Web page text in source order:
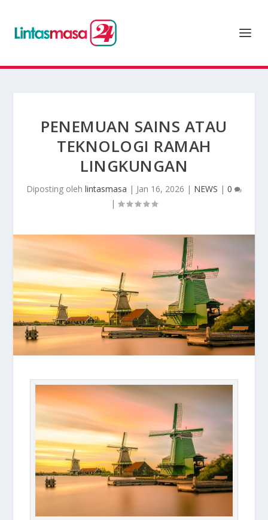
PENEMUAN SAINS ATAU
TEKNOLOGI RAMAH
LINGKUNGAN
Diposting oleh lintasmasa | Jan 16, 2026 | NEWS | 0
|